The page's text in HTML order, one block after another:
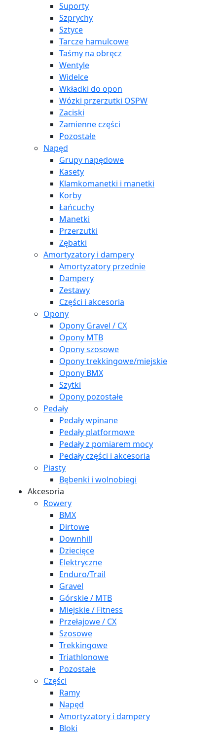
Suporty
Szprychy
Sztyce
Tarcze hamulcowe
Taśmy na obręcz
Wentyle
Widelce
Wkładki do opon
Wózki przerzutki OSPW
Zaciski
Zamienne części
Pozostałe
Napęd
Grupy napędowe
Kasety
Klamkomanetki i manetki
Korby
Łańcuchy
Manetki
Przerzutki
Zębatki
Amortyzatory i dampery
Amortyzatory przednie
Dampery
Zestawy
Części i akcesoria
Opony
Opony Gravel / CX
Opony MTB
Opony szosowe
Opony trekkingowe/miejskie
Opony BMX
Szytki
Opony pozostałe
Pedały
Pedały wpinane
Pedały platformowe
Pedały z pomiarem mocy
Pedały części i akcesoria
Piasty
Bębenki i wolnobiegi
Akcesoria
Rowery
BMX
Dirtowe
Downhill
Dziecięce
Elektryczne
Enduro/Trail
Gravel
Górskie / MTB
Miejskie / Fitness
Przełajowe / CX
Szosowe
Trekkingowe
Triathlonowe
Pozostałe
Części
Ramy
Napęd
Amortyzatory i dampery
Bloki